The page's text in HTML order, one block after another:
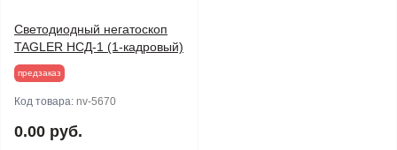
Светодиодный негатоскоп
TAGLER НСД-1 (1-кадровый)
предзаказ
Код товара: nv-5670
0.00 руб.